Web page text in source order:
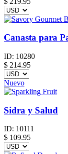
Canasta para
ID: 10280
$ 214.95
Nuevo
Sidra y Salud
ID: 10111
$ 109.95